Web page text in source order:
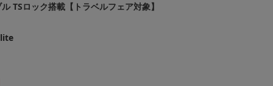
TSロック搭載【トラベルフェア対象】